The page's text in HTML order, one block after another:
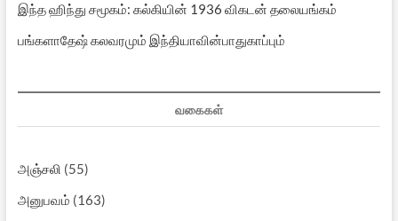
இந்த ஹிந்து சமூகம்: கல்கியின் 1936 விகடன் தலையங்கம்
பங்களாதேஷ் கலவரமும் இந்தியாவின்பாதுகாப்பும்
வகைகள்
அஞ்சலி (55)
அனுபவம் (163)